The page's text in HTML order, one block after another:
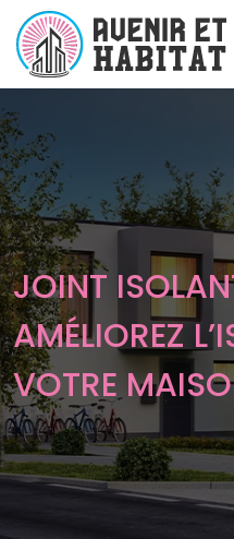
JOINT
AMÉLIOREZ
VOTRE